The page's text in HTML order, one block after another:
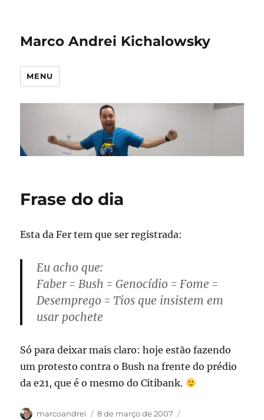
Marco Andrei Kichalowsky
MENU
Frase do dia
Esta da Fer tem que ser registrada:
Eu acho que:
Faber = Bush = Genocídio = Fome =
Desemprego = Tios que insistem em
usar pochete
Só para deixar mais claro: hoje estão fazendo
um protesto contra o Bush na frente do prédio
da e21, que é o mesmo do Citibank.
Autor
marcoandrei
Publicado
8 de março de 2007